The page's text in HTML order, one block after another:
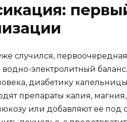
случился,
водно-электролитный
диабетику
препараты калия,
или добавляют её под